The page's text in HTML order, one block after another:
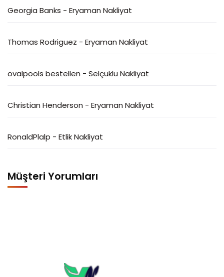
Georgia Banks - Eryaman Nakliyat
Thomas Rodriguez - Eryaman Nakliyat
ovalpools bestellen - Selçuklu Nakliyat
Christian Henderson - Eryaman Nakliyat
RonaldPlalp - Etlik Nakliyat
Müşteri Yorumları